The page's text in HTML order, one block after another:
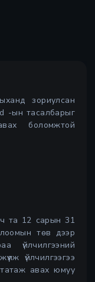
зориулсан
-ын тасалбарыг
боломжтой
та 12 сарын 31
төв дээр
үйлчилгээний
үйлчилгээгээ
авах юмуу